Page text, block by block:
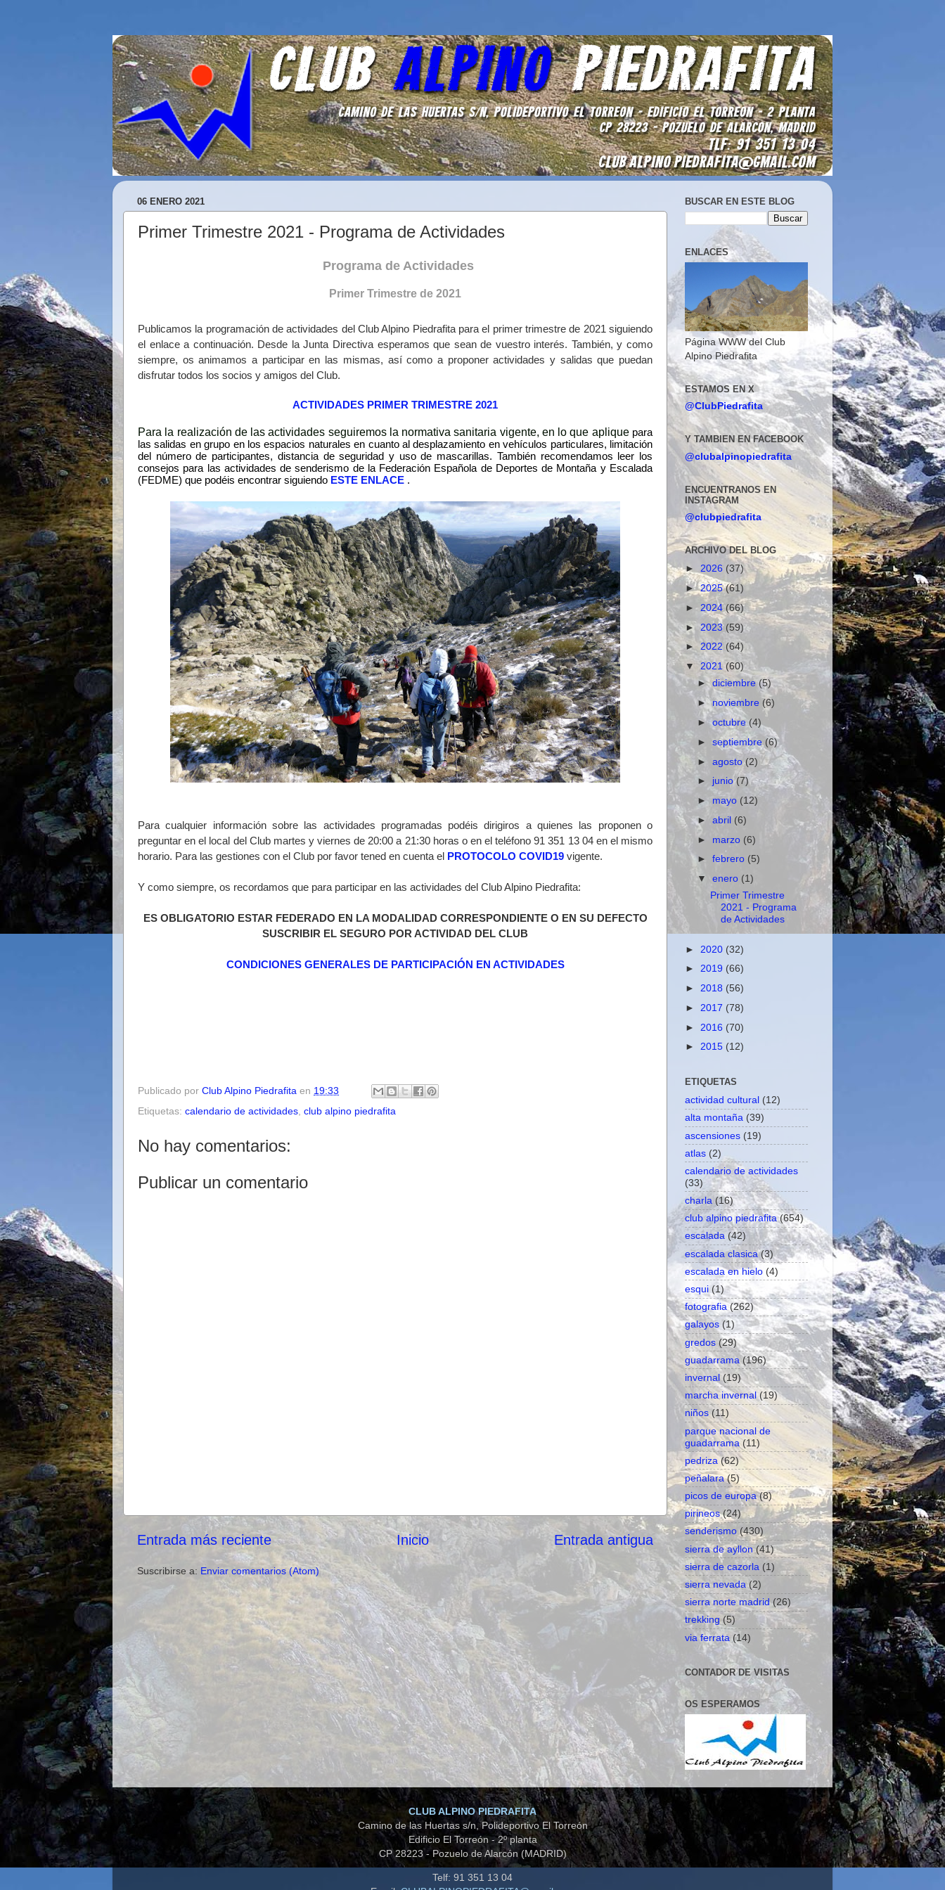
06 ENERO 2021
Primer Trimestre 2021 - Programa de Actividades
Programa de Actividades
Primer Trimestre de 2021
Publicamos la programación de actividades del Club Alpino Piedrafita para el primer trimestre de 2021 siguiendo
el enlace a continuación. Desde la Junta Directiva esperamos que sean de vuestro interés. También,y como
siempre, os animamos a participar en las mismas, así como a proponer actividades y salidas que puedan
disfrutar todos los socios y amigos del Club.
ACTIVIDADES PRIMER TRIMESTRE 2021
Para la realización de las actividades seguiremos la normativa sanitaria vigente, en lo que aplique para
las salidas en grupo en los espacios naturales en cuanto al desplazamiento en vehículos particulares, limitación
del número de participantes, distancia de seguridad y uso de mascarillas. También recomendamos leer los
consejos para las actividades de senderismo de la Federación Española de Deportes de Montaña y Escalada
(FEDME) que podéis encontrar siguiendo ESTE ENLACE .
Para cualquier información sobre las actividades programadas podéis dirigiros a quienes las proponen o
preguntar en el local del Club martes y viernes de 20:00 a 21:30 horas o en el teléfono 91 351 13 04 en el mismo
horario. Para las gestiones con el Club por favor tened en cuenta el PROTOCOLO COVID19 vigente.
Y como siempre, os recordamos que para participar en las actividades del Club Alpino Piedrafita:
ES OBLIGATORIO ESTAR FEDERADO EN LA MODALIDAD CORRESPONDIENTE O EN SU DEFECTO
SUSCRIBIR EL SEGURO POR ACTIVIDAD DEL CLUB
CONDICIONES GENERALES DE PARTICIPACIÓN EN ACTIVIDADES
Publicado por Club Alpino Piedrafita en 19:33
Etiquetas: calendario de actividades club alpino piedrafita
No hay comentarios:
Publicar un comentario
Entrada más reciente Entrada antigua
Inicio
Suscribirse a: Enviar comentarios (Atom)
BUSCAR EN ESTE BLOG
ENLACES
Página WWW del Club
Alpino Piedrafita
ESTAMOS EN X
@ClubPiedrafita
Y TAMBIEN EN FACEBOOK
@clubalpinopiedrafita
ENCUENTRANOS EN
INSTAGRAM
@clubpiedrafita
ARCHIVO DEL BLOG
► 2026 (37)
►2025(61)
► 2024(66)
►2023(59)
► 2022 (64)
▼ 2021(60)
►diciembre(5)
►noviembre (6)
►octubre(4)
►septiembre (6)
►agosto(2)
► junio(7)
► mayo (12)
►abril (6)
► marzo (6)
►febrero (5)
▼enero (1)
Primer Trimestre
2021 - Programa
de Actividades
► 2020 (32)
► 2019 (66)
► 2018 (56)
► 2017 (78)
► 2016 (70)
► 2015 (12)
ETIQUETAS
actividad cultural (12)
alta montaña (39)
ascensiones (19)
atlas (2)
calendario de actividades
(33)
charla (16)
club alpino piedrafita (654)
escalada (42)
escalada clasica (3)
escalada en hielo (4)
esqui (1)
fotografia (262)
galayos (1)
gredos (29)
guadarrama (196)
invernal (19)
marcha invernal (19)
niños (11)
parque nacional de
guadarrama (11)
pedriza (62)
peñalara (5)
picos de europa (8)
pirineos (24)
senderismo (430)
sierra de ayllon (41)
sierra de cazorla (1)
sierra nevada (2)
sierra norte madrid (26)
trekking (5)
via ferrata (14)
CONTADOR DE VISITAS
OS ESPERAMOS
CLUB ALPINO PIEDRAFITA
Camino de las Huertas s/n, Polideportivo El Torreón
Edificio El Torreón - 2º planta
CP 28223 - Pozuelo de Alarcón (MADRID)
Telf: 91 351 13 04